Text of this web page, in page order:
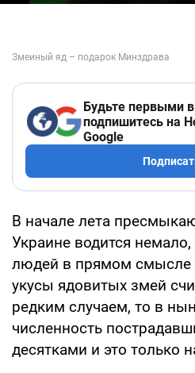
Будьте первыми в
подпишитесь на
Google
В начале лета
Украине водится
людей в прямом смысле
укусы ядовитых змей
редким случаем, то в
численность
десятками и это только